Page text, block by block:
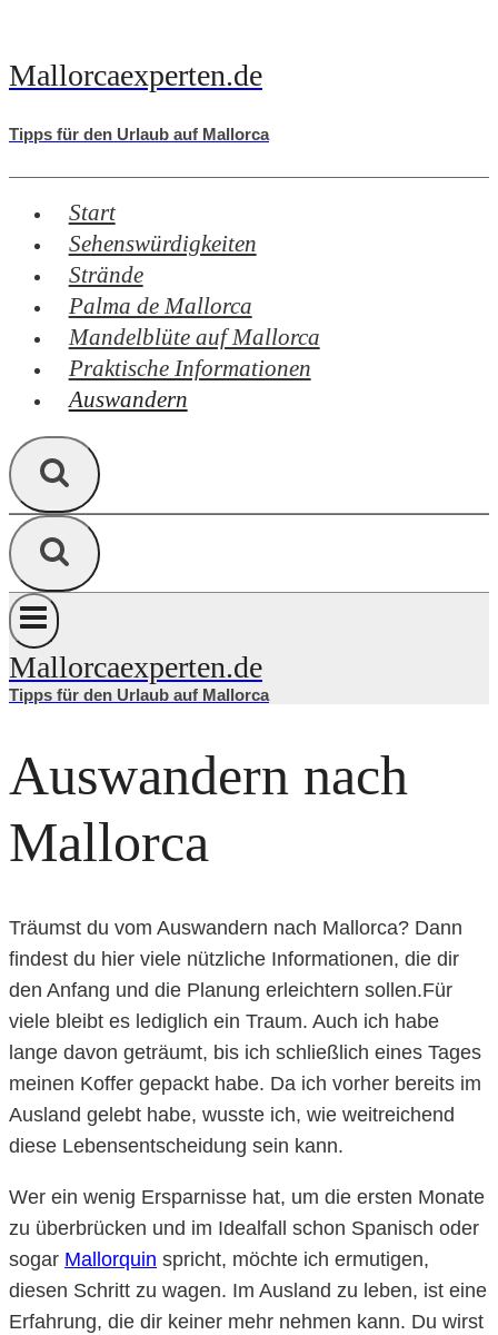
springen
Mallorcaexperten.de
Tipps für den Urlaub auf Mallorca
Start
Sehenswürdigkeiten
Strände
Palma de Mallorca
Mandelblüte auf Mallorca
Praktische Informationen
Auswandern
Mallorcaexperten.de
Tipps für den Urlaub auf Mallorca
Auswandern nach
Mallorca
Träumst du vom Auswandern nach Mallorca? Dann
findest du hier viele nützliche Informationen, die dir
den Anfang und die Planung erleichtern sollen.Für
viele bleibt es lediglich ein Traum. Auch ich habe
lange davon geträumt, bis ich schließlich eines Tages
meinen Koffer gepackt habe. Da ich vorher bereits im
Ausland gelebt habe, wusste ich, wie weitreichend
diese Lebensentscheidung sein kann.
Wer ein wenig Ersparnisse hat, um die ersten Monate
zu überbrücken und im Idealfall schon Spanisch oder
sogar Mallorquin spricht, möchte ich ermutigen,
diesen Schritt zu wagen. Im Ausland zu leben, ist eine
Erfahrung, die dir keiner mehr nehmen kann. Du wirst